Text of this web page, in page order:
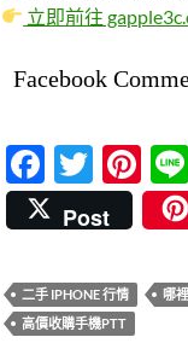
立即前往
Facebook
F
ac
e
b
o
T
w
itt
er
Pi
nt
er
es
t
Post
二手 IPHONE 行情 哪
高價收購手機PTT